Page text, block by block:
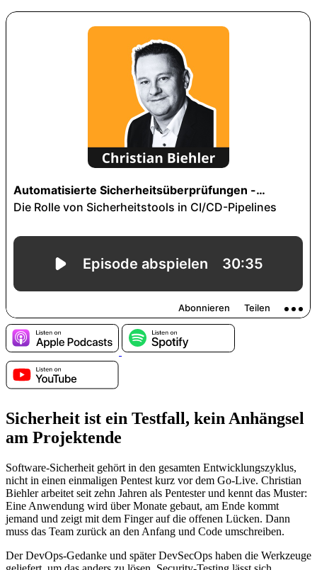
Sicherheit ist ein Testfall, kein Anhängsel
am Projektende
Software-Sicherheit gehört in den gesamten Entwicklungszyklus,
nicht in einen einmaligen Pentest kurz vor dem Go-Live. Christian
Biehler arbeitet seit zehn Jahren als Pentester und kennt das Muster:
Eine Anwendung wird über Monate gebaut, am Ende kommt
jemand und zeigt mit dem Finger auf die offenen Lücken. Dann
muss das Team zurück an den Anfang und Code umschreiben.
Der DevOps-Gedanke und später DevSecOps haben die Werkzeuge